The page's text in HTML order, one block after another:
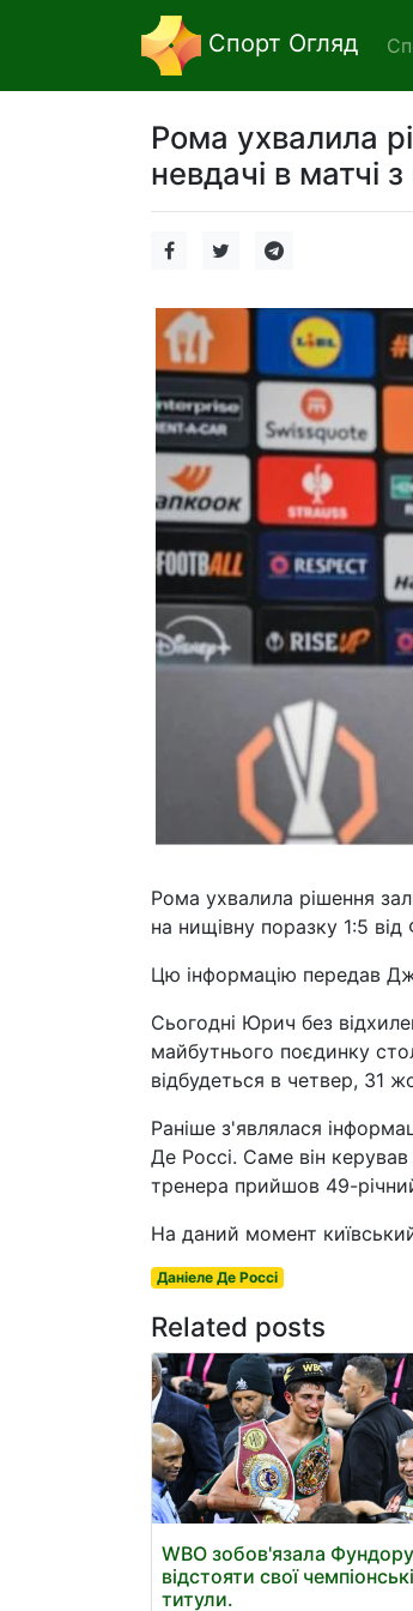
Спорт Огляд
Рома ухвалила
невдачі в матчі
Рома ухвалила рішення
на нищівну поразку 1:5 від
Цю інформацію передав
Сьогодні Юрич без
майбутнього поєдинку
відбудеться в четвер, 31
Раніше з'являлася
Де Россі. Саме він
тренера прийшов 49-
На даний момент
Даніеле Де Россі
Related posts
WBO зобов'язала Фундору
відстояти свої чемпіонські
титули.